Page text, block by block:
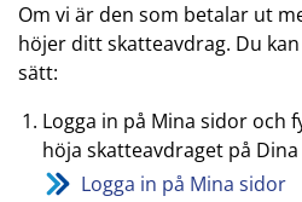
Om vi är den som betalar ut
höjer ditt skatteavdrag. Du
sätt:
Logga in på Mina sidor och
höja skatteavdraget på
Logga in på Mina sidor